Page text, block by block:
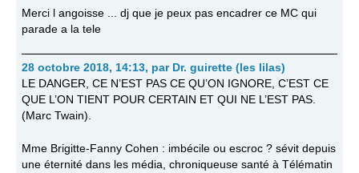
Merci l angoisse ... dj que je peux pas encadrer ce MC qui
parade a la tele
28 octobre 2018, 14:13, par Dr. guirette (les lilas)
LE DANGER, CE N’EST PAS CE QU’ON IGNORE, C’EST CE
QUE L’ON TIENT POUR CERTAIN ET QUI NE L’EST PAS.
(Marc Twain).
Mme Brigitte-Fanny Cohen : imbécile ou escroc ? sévit depuis
une éternité dans les média, chroniqueuse santé à Télématin